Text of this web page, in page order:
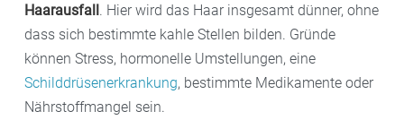
Haarausfall. Hier wird das Haar insgesamt dünner, ohne
dass sich bestimmte kahle Stellen bilden. Gründe
können Stress, hormonelle Umstellungen, eine
Schilddrüsenerkrankung, bestimmte Medikamente oder
Nährstoffmangel sein.